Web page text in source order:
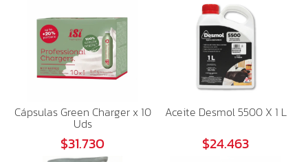
Cápsulas Green Charger x 10
Uds
$31.730
Aceite Desmol 5500 X 1 L
$24.463